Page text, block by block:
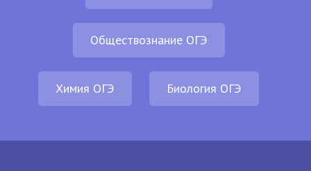
Обществознание ОГЭ
Химия ОГЭ Биология ОГЭ